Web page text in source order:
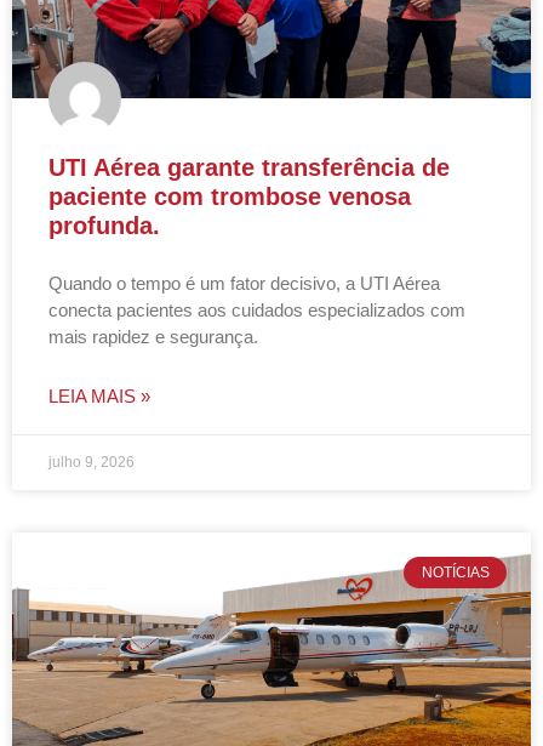
UTI Aérea garante transferência de
paciente com trombose venosa
profunda.
Quando o tempo é um fator decisivo, a UTI Aérea
conecta pacientes aos cuidados especializados com
mais rapidez e segurança.
LEIA MAIS »
julho 9, 2026
NOTÍCIAS